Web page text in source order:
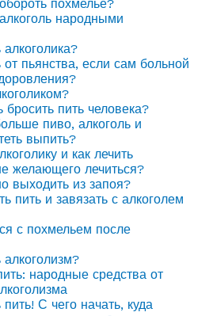
похмелье?
народными
от пьянства, если сам больной
бросить пить человека?
пиво, алкоголь и
выпить?
и как лечить
желающего лечиться?
выходить из запоя?
пить и завязать с алкоголем
с похмельем после
алкоголизм?
народные средства от
С чего начать, куда